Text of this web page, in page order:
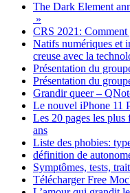
The Dark Element
»
CRS 2021: Comment
Natifs numériques et
creuse avec la
Présentation du
Présentation du
Grandir queer –
Le nouvel iPhone 11
Les 20 pages les
ans
Liste des phobies:
définition de
Symptômes, tests,
Télécharger Free